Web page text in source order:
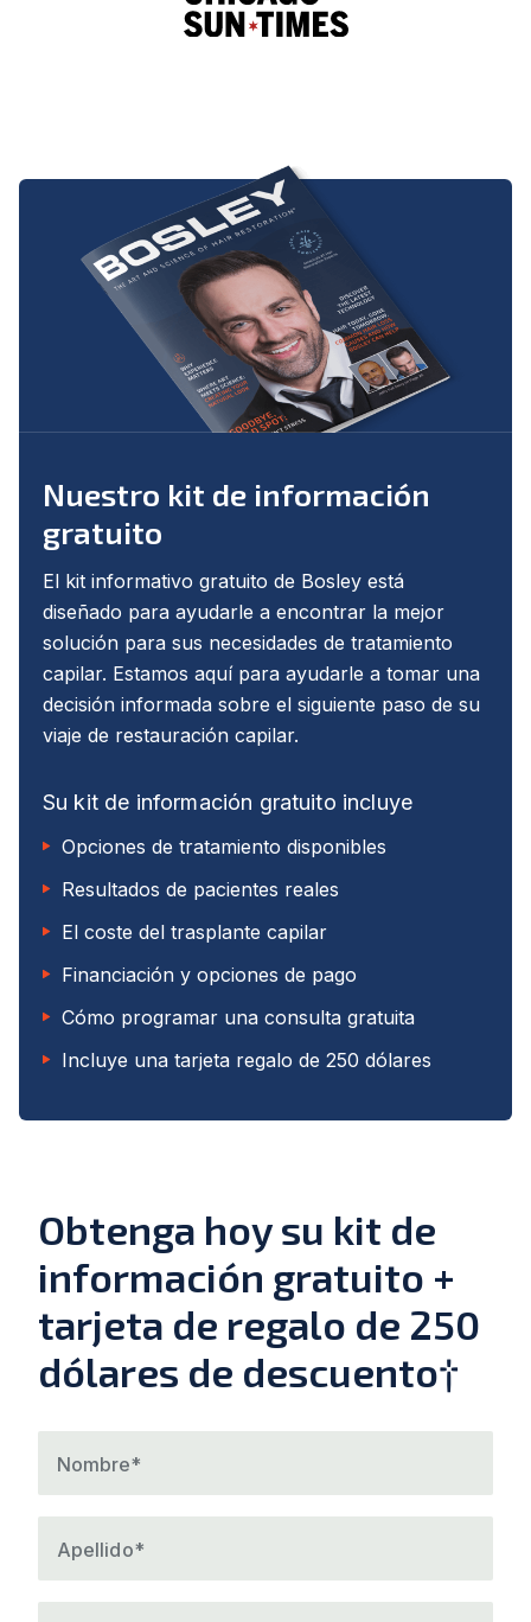
Nuestro kit de información
gratuito
El kit informativo gratuito de Bosley está
diseñado para ayudarle a encontrar la mejor
solución para sus necesidades de tratamiento
capilar. Estamos aquí para ayudarle a tomar una
decisión informada sobre el siguiente paso de su
viaje de restauración capilar.
Su kit de información gratuito incluye
Opciones de tratamiento disponibles
Resultados de pacientes reales
El coste del trasplante capilar
Financiación y opciones de pago
Cómo programar una consulta gratuita
Incluye una tarjeta regalo de 250 dólares
Obtenga hoy su kit de
información gratuito +
tarjeta de regalo de 250
dólares de descuento†
Nombre*
Apellido*